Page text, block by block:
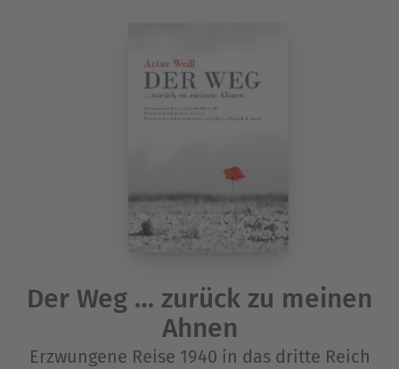
Der Weg … zurück zu meinen
Ahnen
Erzwungene Reise 1940 in das dritte Reich